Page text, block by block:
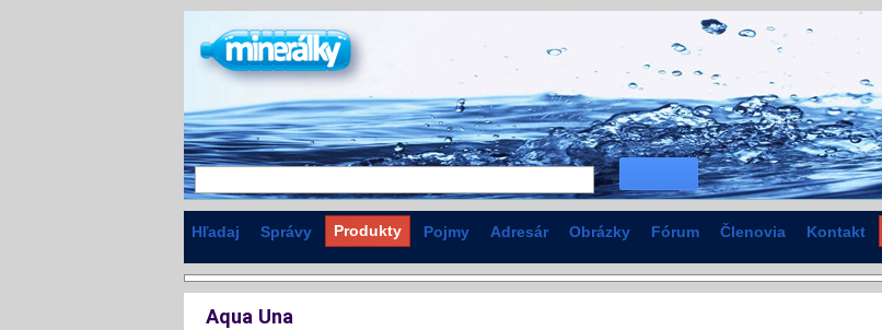
Hľadaj Správy Produkty Pojmy Adresár Obrázky Fórum Členovia Kontakt
Aqua Una